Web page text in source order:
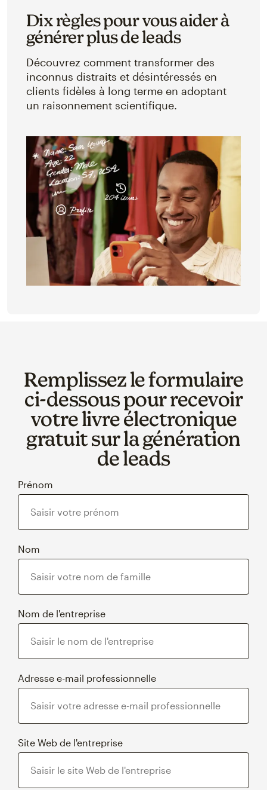
Dix règles pour vous aider à
générer plus de leads
Découvrez comment transformer des
inconnus distraits et désintéressés en
clients fidèles à long terme en adoptant
un raisonnement scientifique.
Remplissez le formulaire
ci‑dessous pour recevoir
votre livre électronique
gratuit sur la génération
de leads
Prénom
Nom
Nom de l'entreprise
Adresse e-mail professionnelle
Site Web de l'entreprise